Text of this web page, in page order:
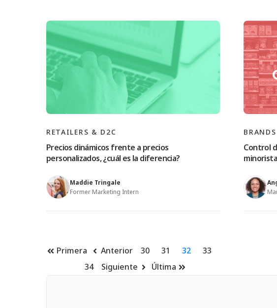
RETAILERS & D2C
Precios dinámicos frente a precios
personalizados, ¿cuál es la diferencia?
Maddie Tringale
Former Marketing Intern
BRANDS
Control
Primera Anterior 30 31 32
33
34
Siguiente Última